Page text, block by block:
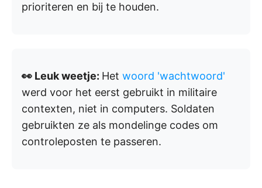
prioriteren en bij te houden.
👀 Leuk weetje: Het woord 'wachtwoord'
werd voor het eerst gebruikt in militaire
contexten, niet in computers. Soldaten
gebruikten ze als mondelinge codes om
controleposten te passeren.